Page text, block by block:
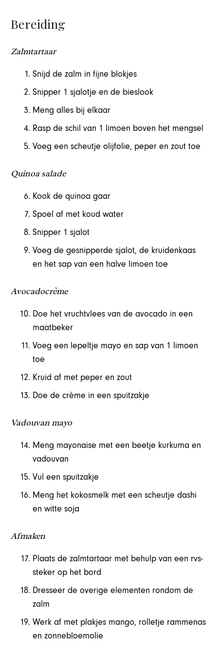
Bereiding
Zalmtartaar
Snijd de zalm in fijne blokjes
Snipper 1 sjalotje en de bieslook
Meng alles bij elkaar
Rasp de schil van 1 limoen boven het mengsel
Voeg een scheutje olijfolie, peper en zout toe
Quinoa salade
Kook de quinoa gaar
Spoel af met koud water
Snipper 1 sjalot
Voeg de gesnipperde sjalot, de kruidenkaas
en het sap van een halve limoen toe
Avocadocrème
Doe het vruchtvlees van de avocado in een
maatbeker
Voeg een lepeltje mayo en sap van 1 limoen
toe
Kruid af met peper en zout
Doe de crème in een spuitzakje
Vadouvan mayo
Meng mayonaise met een beetje kurkuma en
vadouvan
Vul een spuitzakje
Meng het kokosmelk met een scheutje dashi
en witte soja
Afmaken
Plaats de zalmtartaar met behulp van een rvs-
steker op het bord
Dresseer de overige elementen rondom de
zalm
Werk af met plakjes mango, rolletje rammenas
en zonnebloemolie